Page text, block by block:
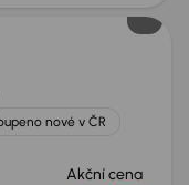
nové v ČR
Akční cena